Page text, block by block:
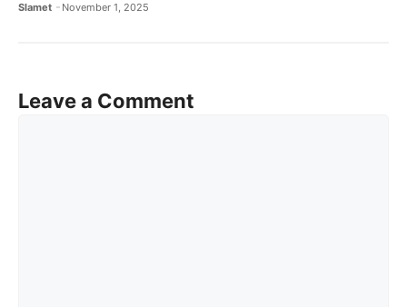
Slamet November 1, 2025
Leave a Comment